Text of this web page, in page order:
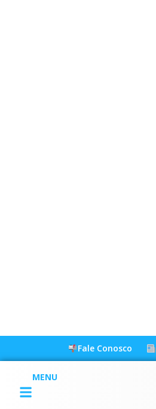
Fale Conosco
MENU